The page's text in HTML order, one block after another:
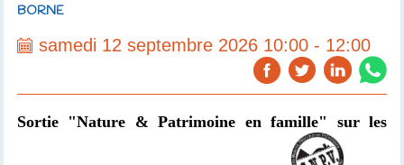
BORNE
samedi 12 septembre 2026 10:00 - 12:00
Sortie "Nature & Patrimoine en famille" sur les